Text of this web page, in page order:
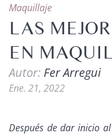
Maquillaje
LAS
EN
Autor: Fer Arregui
Ene. 21, 2022
Después de dar inicio